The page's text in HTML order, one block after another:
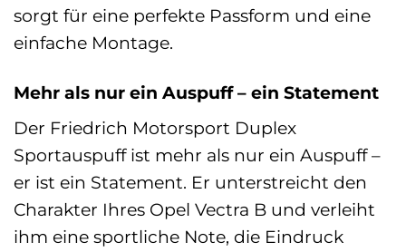
sorgt für eine perfekte Passform und eine
einfache Montage.
Mehr als nur ein Auspuff – ein Statement
Der Friedrich Motorsport Duplex
Sportauspuff ist mehr als nur ein Auspuff –
er ist ein Statement. Er unterstreicht den
Charakter Ihres Opel Vectra B und verleiht
ihm eine sportliche Note, die Eindruck